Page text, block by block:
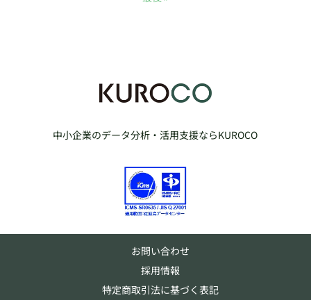
中小企業のデータ分析・活用支援ならKUROCO
お問い合わせ
採用情報
特定商取引法に基づく表記